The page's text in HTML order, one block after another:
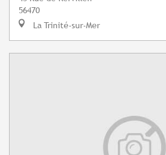
56470
La Trinité-sur-Mer